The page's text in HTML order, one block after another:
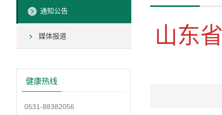
通知公告
媒体报道
健康热线
0531-88382056
山东